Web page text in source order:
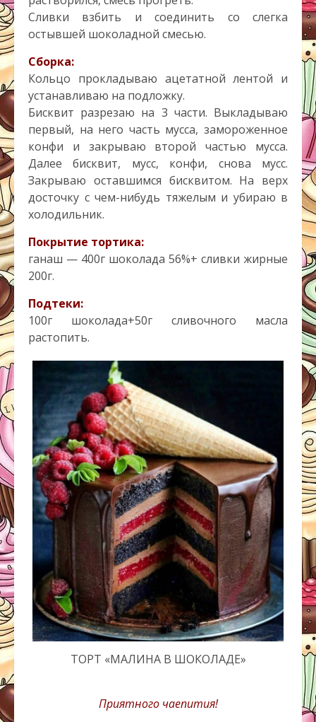
Сливки взбить и соединить со слегка
остывшей шоколадной смесью.
Сборка:
Кольцо прокладываю ацетатной лентой и
устанавливаю на подложку.
Бисквит разрезаю на 3 части. Выкладываю
первый, на него часть мусса, замороженное
конфи и закрываю второй частью мусса.
Далее бисквит, мусс, конфи, снова мусс.
Закрываю оставшимся бисквитом. На верх
досточку с чем-нибудь тяжелым и убираю в
холодильник.
Покрытие тортика:
ганаш — 400г шоколада 56%+ сливки жирные
200г.
Подтеки:
100г шоколада+50г сливочного масла
растопить.
ТОРТ «МАЛИНА В ШОКОЛАДЕ»
Приятного чаепития!